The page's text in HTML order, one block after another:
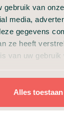
gebruik van
media,
gegevens
ze heeft
van uw gebruik
Alles toestaan
dat was niet zo.
toegedekt
stijlvolle
goed
geregeld,